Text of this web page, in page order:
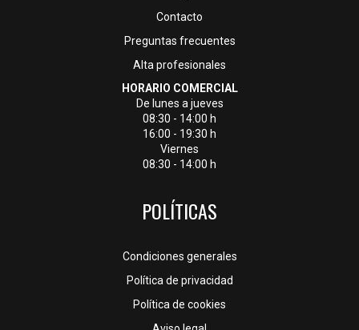
Contacto
Preguntas frecuentes
Alta profesionales
HORARIO COMERCIAL
De lunes a jueves
08:30 - 14:00 h
16:00 - 19:30 h
Viernes
08:30 - 14:00 h
POLÍTICAS
Condiciones generales
Política de privacidad
Política de cookies